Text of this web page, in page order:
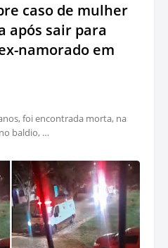
caso de mulher
após sair para
namorado em
foi encontrada morta, na
baldio, …